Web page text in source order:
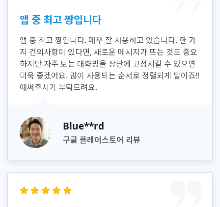
앱 중 최고 짱입니다
앱 중 최고 짱입니다. 매우 잘 사용하고 있습니다. 한 가
지 건의사항이 있다면, 새로운 메시지가 뜨는 것도 중요
하지만 자주 보는 대화방을 상단에 고정시킬 수 있으면
더욱 좋겠어요. 많이 사용되는 순서로 정렬되게 말이죠!!
애써주시기 부탁드려요.
Blue**rd
구글 플레이스토어 리뷰